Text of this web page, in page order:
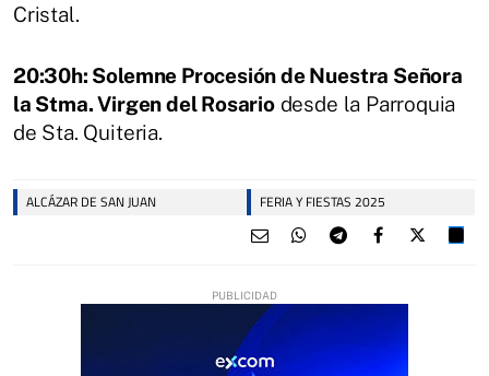
Cristal.
20:30h: Solemne Procesión de Nuestra Señora
la Stma. Virgen del Rosariodesde la Parroquia
de Sta. Quiteria.
ALCÁZAR DE SAN JUAN FERIA Y FIESTAS 2025